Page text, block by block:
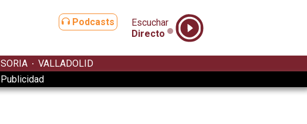
Podcasts
Escuchar
Directo
SORIA
VALLADOLID
Publicidad